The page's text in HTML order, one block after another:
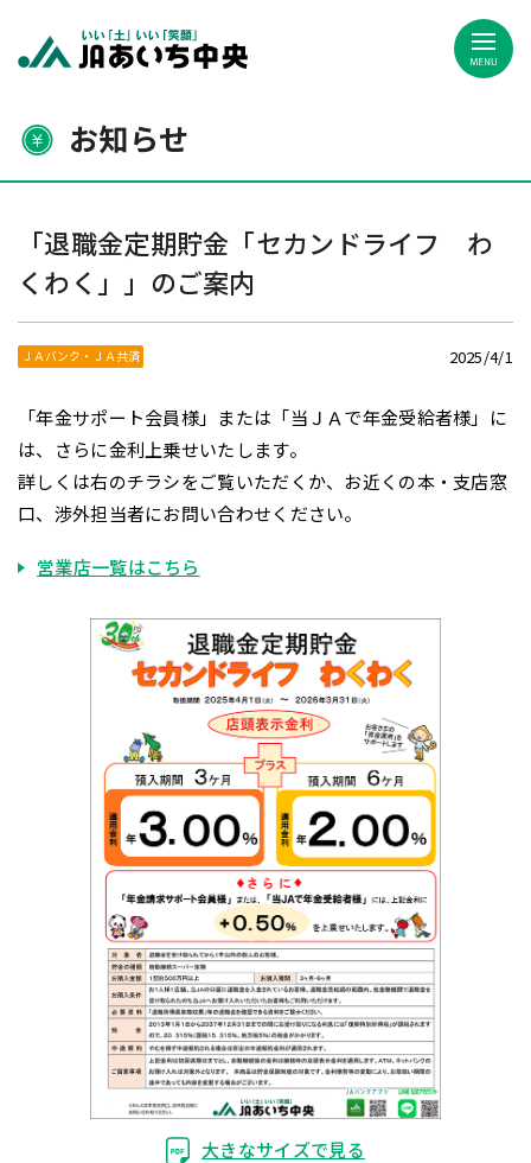
お知らせ
「退職金定期貯金「セカンドライフ わ
くわく」」のご案内
ＪＡバンク・ＪＡ共済 2025/4/1
「年金サポート会員様」または「当ＪＡで年金受給者様」に
は、さらに金利上乗せいたします。
詳しくは右のチラシをご覧いただくか、お近くの本・支店窓
口、渉外担当者にお問い合わせください。
営業店一覧はこちら
大きなサイズで見る